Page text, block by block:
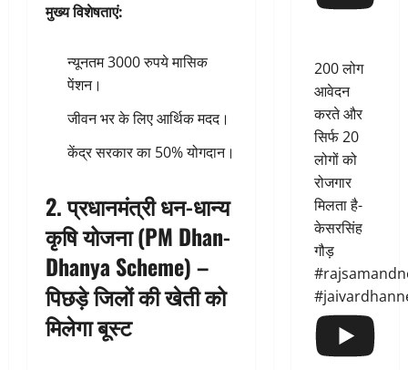
मुख्य विशेषताएं:
न्यूनतम 3000 रुपये मासिक
पेंशन।
जीवन भर के लिए आर्थिक मदद।
केंद्र सरकार का 50% योगदान।
2.प्रधानमंत्री धन-धान्य
कृषि योजना (PM Dhan-
Dhanya Scheme) –
पिछड़े जिलों की खेती को
मिलेगा बूस्ट
200 लोग
आवेदन
करते और
सिर्फ 20
लोगों को
रोजगार
मिलता है-
केसरसिंह
गौड़